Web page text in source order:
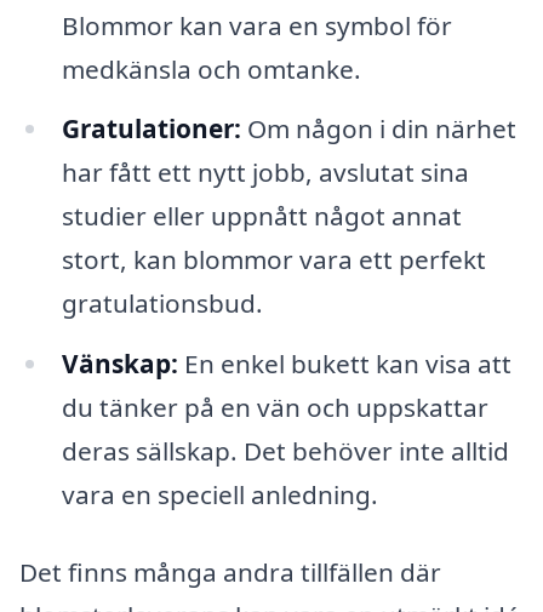
Blommor kan vara en symbol för
medkänsla och omtanke.
Gratulationer: Om någon i din närhet
har fått ett nytt jobb, avslutat sina
studier eller uppnått något annat
stort, kan blommor vara ett perfekt
gratulationsbud.
Vänskap: En enkel bukett kan visa att
du tänker på en vän och uppskattar
deras sällskap. Det behöver inte alltid
vara en speciell anledning.
Det finns många andra tillfällen där